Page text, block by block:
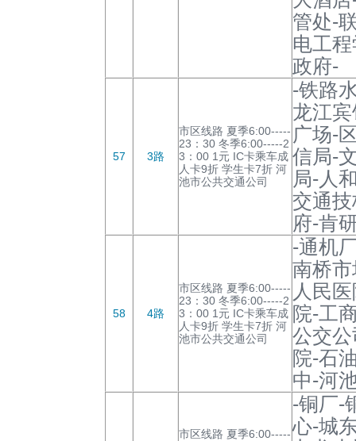
管处-
电工
政府-
57 3路
市区线路 夏季6:00-----
23：30 冬季6:00-----2
3：00 1元 IC卡乘车成
人卡9折 学生卡7折 河
池市公共交通公司
-铁路
龙江
广场-
信局-
局-人
交通
府-肯
58 4路
市区线路 夏季6:00-----
23：30 冬季6:00-----2
3：00 1元 IC卡乘车成
人卡9折 学生卡7折 河
池市公共交通公司
-通机
南桥
人民
院-工
公交
院-石
中-河
市区线路 夏季6:00-----
-铜厂-
心-城